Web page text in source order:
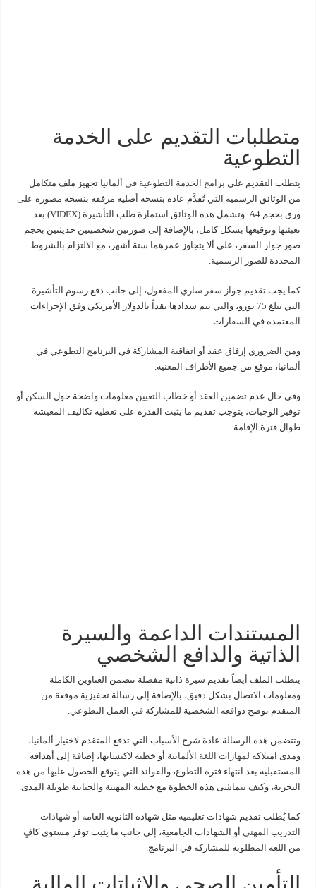
متطلبات التقديم على الخدمة
التطوعية
يتطلب التقديم على برامج الخدمة التطوعية في ألمانيا تجهيز ملف متكامل
من الوثائق الرسمية التي تُقدَّم عادة بنسخة أصلية مرفقة بنسخة مصورة على
ورق بحجم A4. وتشمل هذه الوثائق استمارة طلب التأشيرة (VIDEX) بعد
تعبئتها وتوقيعها بشكل كامل، بالإضافة إلى صورتين شخصيتين حديثتين بحجم
صور جواز السفر، على ألا يتجاوز عمرهما ستة أشهر، مع الالتزام بالشروط
المحددة للصور الرسمية.
كما يجب تقديم جواز سفر ساري المفعول، إلى جانب دفع رسوم التأشيرة
التي تبلغ 75 يورو، والتي يتم سدادها نقداً بالدولار الأمريكي وفق الإجراءات
المعتمدة في السفارات.
ومن الضروري إرفاق عقد أو اتفاقية المشاركة في البرنامج التطوعي في
ألمانيا، موقع من جميع الأطراف المعنية.
وفي حال عدم تضمين العقد أو خطاب التعيين معلومات واضحة حول السكن أو
توفير الوجبات، يتوجب تقديم ما يثبت القدرة على تغطية تكاليف المعيشة
طوال فترة الإقامة.
المستندات الداعمة والسيرة
الذاتية والدافع الشخصي
يتطلب الملف أيضاً تقديم سيرة ذاتية مفصلة تتضمن العناوين الكاملة
ومعلومات الاتصال بشكل دقيق، بالإضافة إلى رسالة تحفيزية موقعة من
المتقدم توضح دوافعه الشخصية للمشاركة في العمل التطوعي.
وتتضمن هذه الرسالة عادة شرح الأسباب التي تدفع المتقدم لاختيار ألمانيا،
ومدى امتلاكه لمهارات اللغة الألمانية أو خطته لاكتسابها، إضافة إلى أهدافه
المستقبلية بعد انتهاء فترة التطوع، والفوائد التي يتوقع الحصول عليها من هذه
التجربة، وكيف تتماشى هذه الخطوة مع خطته المهنية والحياتية طويلة المدى.
كما يُطلب تقديم شهادات تعليمية مثل شهادة الثانوية العامة أو شهادات
التدريب المهني أو الشهادات الجامعية، إلى جانب ما يثبت توفر مستوى كافٍ
من اللغة المطلوبة للمشاركة في البرنامج.
التأمين الصحي والإثباتات المالية